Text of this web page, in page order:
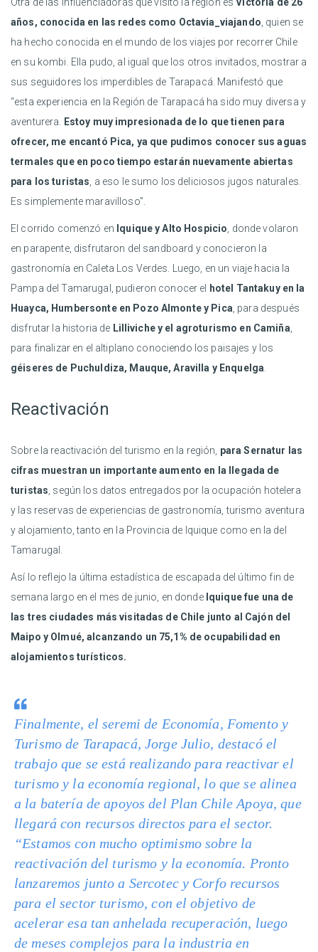
años, conocida en las redes como Octavia_viajando , quien se
ha hecho conocida en el mundo de los viajes por recorrer Chile
en su kombi. Ella pudo, al igual que los otros invitados, mostrar a
sus seguidores los imperdibles de Tarapacá. Manifestó que
“esta experiencia en la Región de Tarapacá ha sido muy diversa y
aventurera.
Estoy muy impresionada de lo que tienen para
ofrecer, me encantó Pica, ya que pudimos conocer sus aguas
termales que en poco tiempo estarán nuevamente abiertas
para los turistas , a eso le sumo los deliciosos jugos naturales.
Es simplemente maravilloso”.
El corrido comenzó en Iquique y Alto Hospicio , donde volaron
en parapente, disfrutaron del sandboard y conocieron la
gastronomía en Caleta Los Verdes. Luego, en un viaje hacia la
Pampa del Tamarugal, pudieron conocer el
hotel Tantakuy en la
Huayca, Humbersonte en Pozo Almonte y Pica , para después
disfrutar la historia de Lilliviche y el agroturismo en Camiña
para finalizar en el altiplano conociendo los paisajes y los
géiseres de Puchuldiza, Mauque, Aravilla y Enquelga
Reactivación
Sobre la reactivación del turismo en la región, para Sernatur las
cifras muestran un importante aumento en la llegada de
turistas , según los datos entregados por la ocupación hotelera
y las reservas de experiencias de gastronomía, turismo aventura
y alojamiento, tanto en la Provincia de Iquique como en la del
Tamarugal.
Así lo reflejo la última estadística de escapada del último fin de
semana largo en el mes de junio, en donde Iquique fue una de
las tres ciudades más visitadas de Chile junto al Cajón del
Maipo y Olmué, alcanzando un 75,1% de ocupabilidad en
alojamientos turísticos.
Finalmente, el seremi de Economía, Fomento y
Turismo de Tarapacá, Jorge Julio, destacó el
trabajo que se está realizando para reactivar el
turismo y la economía regional, lo que se alinea
a la batería de apoyos del Plan Chile Apoya, que
llegará con recursos directos para el sector.
“Estamos con mucho optimismo sobre la
reactivación del turismo y la economía. Pronto
lanzaremos junto a Sercotec y Corfo recursos
para el sector turismo, con el objetivo de
acelerar esa tan anhelada recuperación, luego
de meses complejos para la industria en